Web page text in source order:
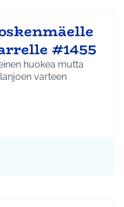
#1455
huokea mutta
varteen
Hyrylä
mukaan: Ympäristö